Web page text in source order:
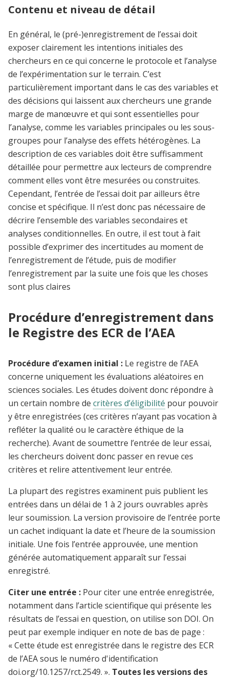
Contenu et niveau de détail
En général, le (pré-)enregistrement de l’essai doit
exposer clairement les intentions initiales des
chercheurs en ce qui concerne le protocole et l’analyse
de l’expérimentation sur le terrain. C’est
particulièrement important dans le cas des variables et
des décisions qui laissent aux chercheurs une grande
marge de manœuvre et qui sont essentielles pour
l’analyse, comme les variables principales ou les sous-
groupes pour l’analyse des effets hétérogènes. La
description de ces variables doit être suffisamment
détaillée pour permettre aux lecteurs de comprendre
comment elles vont être mesurées ou construites.
Cependant, l’entrée de l’essai doit par ailleurs être
concise et spécifique. Il n’est donc pas nécessaire de
décrire l’ensemble des variables secondaires et
analyses conditionnelles. En outre, il est tout à fait
possible d’exprimer des incertitudes au moment de
l’enregistrement de l’étude, puis de modifier
l’enregistrement par la suite une fois que les choses
sont plus claires
Procédure d’enregistrement dans
le Registre des ECR de l’AEA
Procédure d’examen initial : Le registre de l’AEA
concerne uniquement les évaluations aléatoires en
sciences sociales. Les études doivent donc répondre à
un certain nombre de critères d’éligibilité pour pouvoir
y être enregistrées (ces critères n’ayant pas vocation à
refléter la qualité ou le caractère éthique de la
recherche). Avant de soumettre l’entrée de leur essai,
les chercheurs doivent donc passer en revue ces
critères et relire attentivement leur entrée.
La plupart des registres examinent puis publient les
entrées dans un délai de 1 à 2 jours ouvrables après
leur soumission. La version provisoire de l’entrée porte
un cachet indiquant la date et l’heure de la soumission
initiale. Une fois l’entrée approuvée, une mention
générée automatiquement apparaît sur l’essai
enregistré.
Citer une entrée : Pour citer une entrée enregistrée,
notamment dans l’article scientifique qui présente les
résultats de l’essai en question, on utilise son DOI. On
peut par exemple indiquer en note de bas de page :
« Cette étude est enregistrée dans le registre des ECR
de l’AEA sous le numéro d'identification
doi.org/10.1257/rct.2549. ». Toutes les versions des